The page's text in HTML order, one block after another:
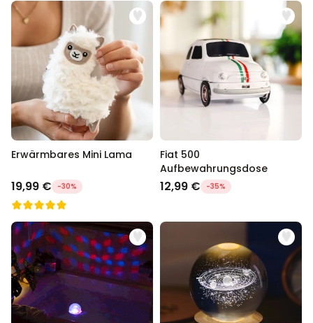
Erwärmbares Mini Lama
19,99 € -30%
Fiat 500
Aufbewahrungsdose
12,99 € -35%